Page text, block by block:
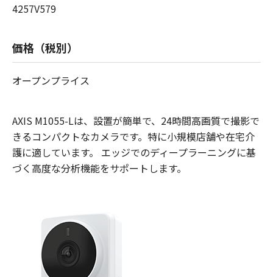
4257V579
価格（税別）
オープンプライス
AXIS M1055-Lは、設置が簡単で、24時間高画質で撮影で
きるコンパクトなカメラです。特に小規模店舗や在宅介
護に適しています。 エッジでのディープラーニングに基
づく高度な分析機能をサポートします。